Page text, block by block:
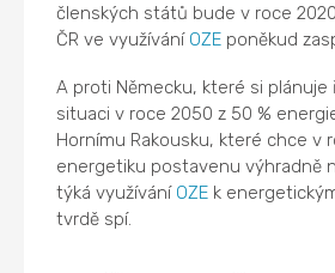
členských států bude v roce
ČR ve využívání OZE poněkud
A proti Německu, které si
situaci v roce 2050 z 50 %
Hornímu Rakousku, které chce v
energetiku postavenu výhradně
týká využívání OZE k
tvrdě spí.